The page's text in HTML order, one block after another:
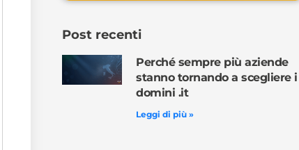
Post recenti
Perché sempre più aziende
stanno tornando a scegliere i
domini .it
Leggi di più »